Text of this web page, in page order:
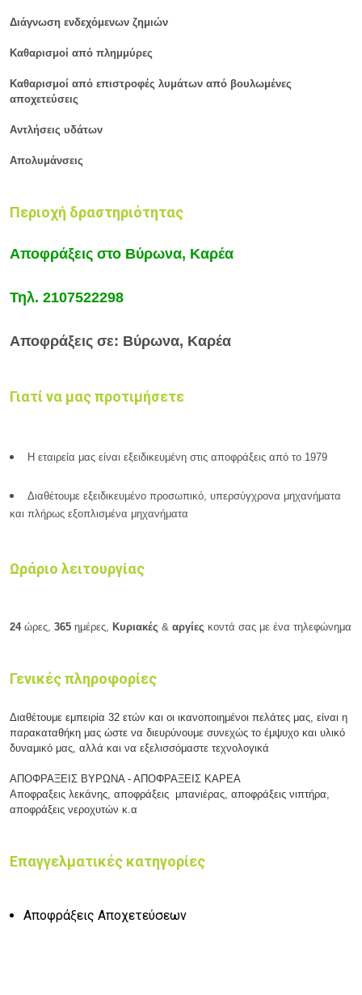
Διάγνωση ενδεχόμενων ζημιών
Καθαρισμοί από πλημμύρες
Καθαρισμοί από επιστροφές λυμάτων από βουλωμένες
αποχετεύσεις
Αντλήσεις υδάτων
Απολυμάνσεις
Περιοχή δραστηριότητας
Αποφράξεις στο Βύρωνα, Καρέα
Τηλ. 2107522298
Αποφράξεις σε: Βύρωνα, Καρέα
Γιατί να μας προτιμήσετε
Η εταιρεία μας είναι εξειδικευμένη στις αποφράξεις από το 1979
Διαθέτουμε εξειδικευμένο προσωπικό, υπερσύγχρονα μηχανήματα
και πλήρως εξοπλισμένα μηχανήματα
Ωράριο λειτουργίας
24 ώρες, 365 ημέρες, Κυριακές & αργίες κοντά σας με ένα τηλεφώνημα
Γενικές πληροφορίες
Διαθέτουμε εμπειρία 32 ετών και οι ικανοποιημένοι πελάτες μας, είναι η
παρακαταθήκη μας ώστε να διευρύνουμε συνεχώς το έμψυχο και υλικό
δυναμικό μας, αλλά και να εξελισσόμαστε τεχνολογικά
ΑΠΟΦΡΑΞΕΙΣ ΒΥΡΩΝΑ - ΑΠΟΦΡΑΞΕΙΣ ΚΑΡΕΑ
Αποφραξεις λεκάνης, αποφράξεις μπανιέρας, αποφράξεις νιπτήρα,
αποφράξεις νεροχυτών κ.α
Επαγγελματικές κατηγορίες
Αποφράξεις Αποχετεύσεων